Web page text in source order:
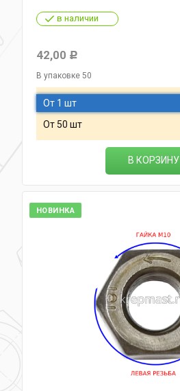
в наличии
42,00 Р
В упаковке 50
От 1 шт
От 50 шт
В КОРЗИНУ
НОВИНКА